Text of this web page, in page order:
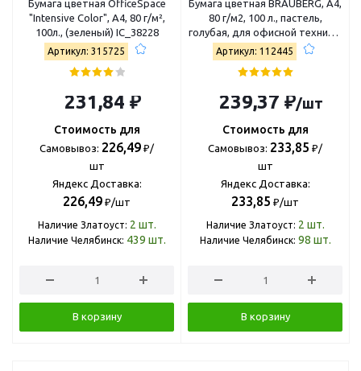
Бумага цветная OfficeSpace
"Intensive Color", A4, 80 г/м²,
100л., (зеленый) IC_38228
Артикул: 315725
231,84 ₽
Стоимость для
Самовывоз: 226,49 ₽/
шт
Яндекс Доставка:
226,49 ₽/шт
Наличие Златоуст: 2 шт.
Наличие Челябинск: 439 шт.
В корзину
Бумага цветная BRAUBERG, А4,
80 г/м2, 100 л., пастель,
голубая, для офисной техники,
112445
Артикул: 112445
239,37 ₽/шт
Стоимость для
Самовывоз: 233,85 ₽/
шт
Яндекс Доставка:
233,85 ₽/шт
Наличие Златоуст: 2 шт.
Наличие Челябинск: 98 шт.
В корзину